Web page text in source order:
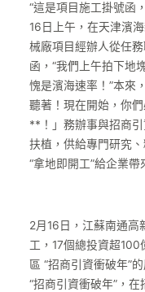
“這是項目施工掛號函
16日上午，在天津濱
械廠項目經辦人從任
函，“我們上午拍下地
愧是濱海速率！”本來
聽著！現在開始，你
**！」務辦事與招商
扶植，供給專門研究
“拿地即開工”給企業帶
2月16日，江蘇南通高
工，17個總投資超100
區 “招商引資衝破年”
“招商引資衝破年”，